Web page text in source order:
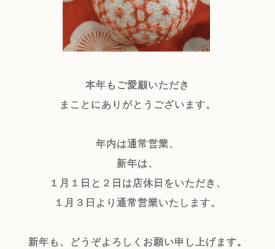
本年もご愛顧いただき
まことにありがとうございます。
年内は通常営業、
新年は、
１月１日と２日は店休日をいただき、
１月３日より通常営業いたします。
新年も、 どうぞよろしくお願い申し上げます。